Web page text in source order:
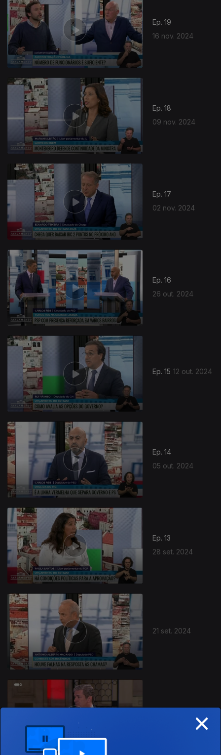
Ep. 19
16 nov. 2024
Ep. 18
09 nov. 2024
Ep. 17
02 nov. 2024
Ep. 16
26 out. 2024
Ep. 15 12 out. 2024
Ep. 14
05 out. 2024
Ep. 13
28 set. 2024
21 set. 2024
20 jul. 2024
784678
×